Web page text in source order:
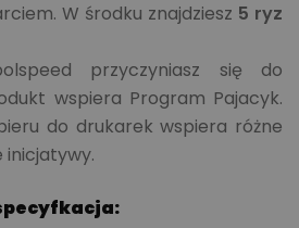
W środku znajdziesz 5 ryz
przyczyniasz się do
wspiera Program Pajacyk.
do drukarek wspiera różne